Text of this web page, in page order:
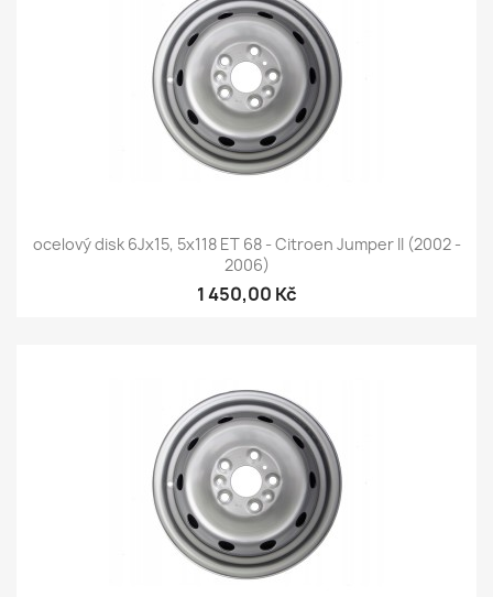
ocelový disk 6Jx15, 5x118 ET 68 - Citroen Jumper II (2002 -
2006)
1 450,00 Kč